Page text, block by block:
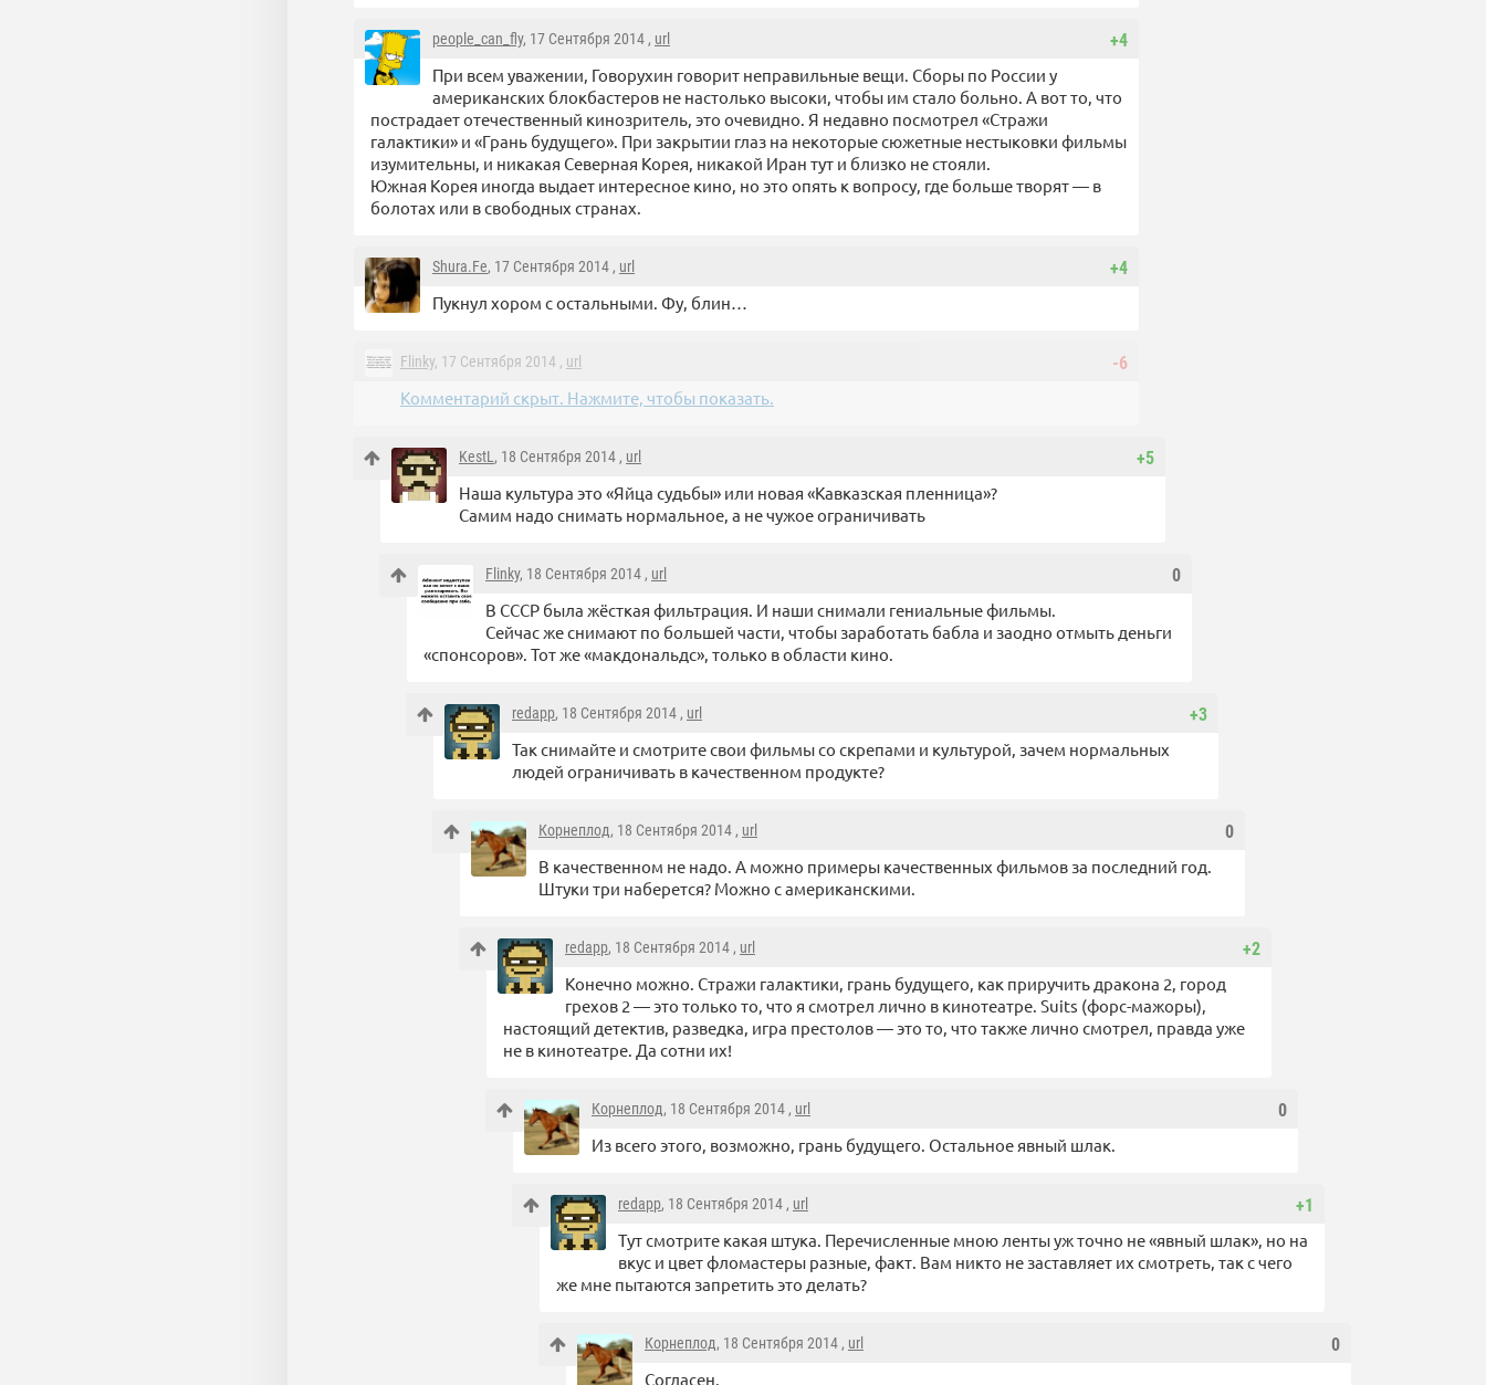
+4
people_can_fly, 17 Сентября 2014 , url
При всем уважении, Говорухин говорит неправильные вещи. Сборы по России у
американских блокбастеров не настолько высоки, чтобы им стало больно. А вот то, что
пострадает отечественный кинозритель, это очевидно. Я недавно посмотрел «Стражи
галактики» и «Грань будущего». При закрытии глаз на некоторые сюжетные нестыковки фильмы
изумительны, и никакая Северная Корея, никакой Иран тут и близко не стояли.
Южная Корея иногда выдает интересное кино, но это опять к вопросу, где больше творят — в
болотах или в свободных странах.
+4
Shura.Fe, 17 Сентября 2014 , url
Пукнул хором с остальными. Фу, блин…
-6
Flinky, 17 Сентября 2014 , url
Комментарий скрыт. Нажмите, чтобы показать.
+5
KestL, 18 Сентября 2014 , url
Наша культура это «Яйца судьбы» или новая «Кавказская пленница»?
Самим надо снимать нормальное, а не чужое ограничивать
0
Flinky, 18 Сентября 2014 , url
В СССР была жёсткая фильтрация. И наши снимали гениальные фильмы.
Сейчас же снимают по большей части, чтобы заработать бабла и заодно отмыть деньги
«спонсоров». Тот же «макдональдс», только в области кино.
+3
redapp, 18 Сентября 2014 , url
Так снимайте и смотрите свои фильмы со скрепами и культурой, зачем нормальных
людей ограничивать в качественном продукте?
0
Корнеплод, 18 Сентября 2014 , url
В качественном не надо. А можно примеры качественных фильмов за последний год.
Штуки три наберется? Можно с американскими.
+2
redapp, 18 Сентября 2014 , url
Конечно можно. Стражи галактики, грань будущего, как приручить дракона 2, город
грехов 2 — это только то, что я смотрел лично в кинотеатре. Suits (форс-мажоры),
настоящий детектив, разведка, игра престолов — это то, что также лично смотрел, правда уже
не в кинотеатре. Да сотни их!
0
Корнеплод, 18 Сентября 2014 , url
Из всего этого, возможно, грань будущего. Остальное явный шлак.
+1
redapp, 18 Сентября 2014 , url
Тут смотрите какая штука. Перечисленные мною ленты уж точно не «явный шлак», но на
вкус и цвет фломастеры разные, факт. Вам никто не заставляет их смотреть, так с чего
же мне пытаются запретить это делать?
0
Корнеплод, 18 Сентября 2014 , url
Согласен.